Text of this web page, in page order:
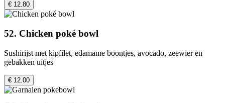
€ 12.80
52. Chicken poké bowl
Sushirijst met kipfilet, edamame boontjes, avocado, zeewier en
gebakken uitjes
€ 12.00